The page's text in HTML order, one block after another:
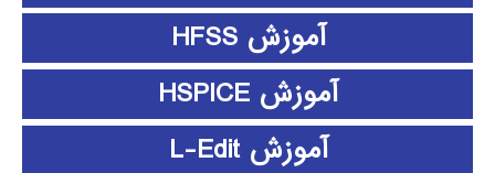
آموزش HFSS
آموزش HSPICE
آموزش L-Edit